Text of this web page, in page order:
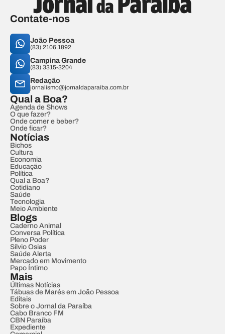
Contate-nos
João Pessoa
(83) 2106.1892
Campina Grande
(83) 3315-3204
Redação
jornalismo@jornaldaparaiba.com.br
Qual a Boa?
Agenda de Shows
O que fazer?
Onde comer e beber?
Onde ficar?
Notícias
Bichos
Cultura
Economia
Educação
Política
Qual a Boa?
Cotidiano
Saúde
Tecnologia
Meio Ambiente
Blogs
Caderno Animal
Conversa Política
Pleno Poder
Sílvio Osias
Saúde Alerta
Mercado em Movimento
Papo Íntimo
Mais
Últimas Notícias
Tábuas de Marés em João Pessoa
Editais
Sobre o Jornal da Paraíba
Cabo Branco FM
CBN Paraíba
Expediente